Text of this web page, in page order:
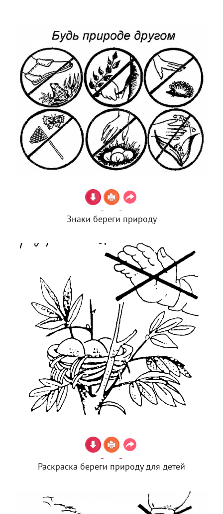
Знаки береги природу
Раскраска береги природу для детей